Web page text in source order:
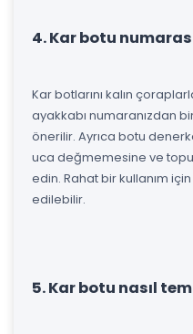
4. Kar botu
Kar botlarını kalın
ayakkabı numaranızdan
önerilir. Ayrıca botu
uca değmemesine ve
edin. Rahat bir kullanım
edilebilir.
5. Kar botu nasıl